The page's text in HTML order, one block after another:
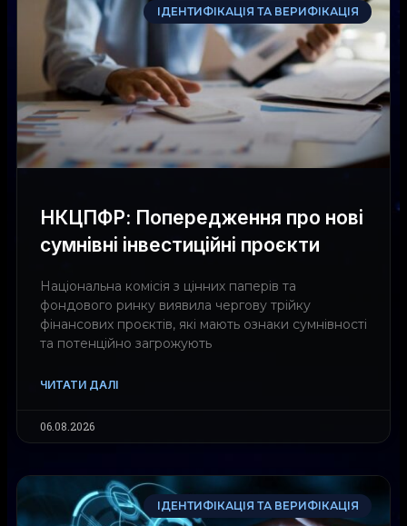
ІДЕНТИФІКАЦІЯ ТА ВЕРИФІКАЦІЯ
НКЦПФР: Попередження про нові
сумнівні інвестиційні проєкти
Національна комісія з цінних паперів та
фондового ринку виявила чергову трійку
фінансових проєктів, які мають ознаки сумнівності
та потенційно загрожують
ЧИТАТИ ДАЛІ
06.08.2026
ІДЕНТИФІКАЦІЯ ТА ВЕРИФІКАЦІЯ